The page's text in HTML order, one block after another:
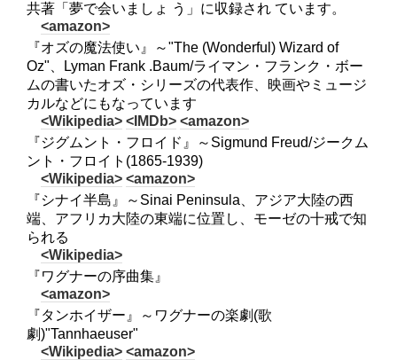
共著「夢で会いましょ う」に収録され ています。
<amazon>
『オズの魔法使い』～"The (Wonderful) Wizard of
Oz"、Lyman Frank .Baum/ライマン・フランク・ボー
ムの書いたオズ・シリーズの代表作、映画やミュージ
カルなどにもなっています
<Wikipedia> <IMDb> <amazon>
『ジグムント・フロイド』～Sigmund Freud/ジークム
ント・フロイト(1865-1939)
<Wikipedia> <amazon>
『シナイ半島』～Sinai Peninsula、アジア大陸の西
端、アフリカ大陸の東端に位置し、モーゼの十戒で知
られる
<Wikipedia>
『ワグナーの序曲集』
<amazon>
『タンホイザー』～ワグナーの楽劇(歌
劇)"Tannhaeuser"
<Wikipedia> <amazon>